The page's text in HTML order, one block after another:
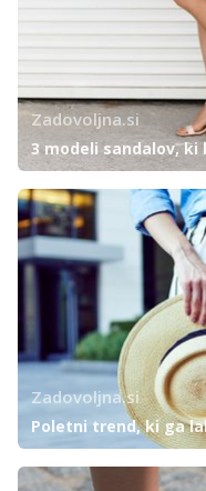
Zadovoljna.si
3 modeli sandalov,
Zadovoljna.si
Poletni trend, ki ga